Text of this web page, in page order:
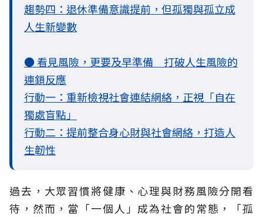
趨勢四：退休準備意識提前，但孤獨與孤立成
人生新變數
● 看見風險，更要及早準備 打破人生風險的
連鎖反應
行動一：重新檢視社會連結網絡，正視「自在
獨處盲點」
行動二：提前整合身心財與社會網絡，打造人
生韌性
過去，大眾習慣將健康、心理與財務風險分開看
待，然而，當「一個人」成為社會的常態，「孤